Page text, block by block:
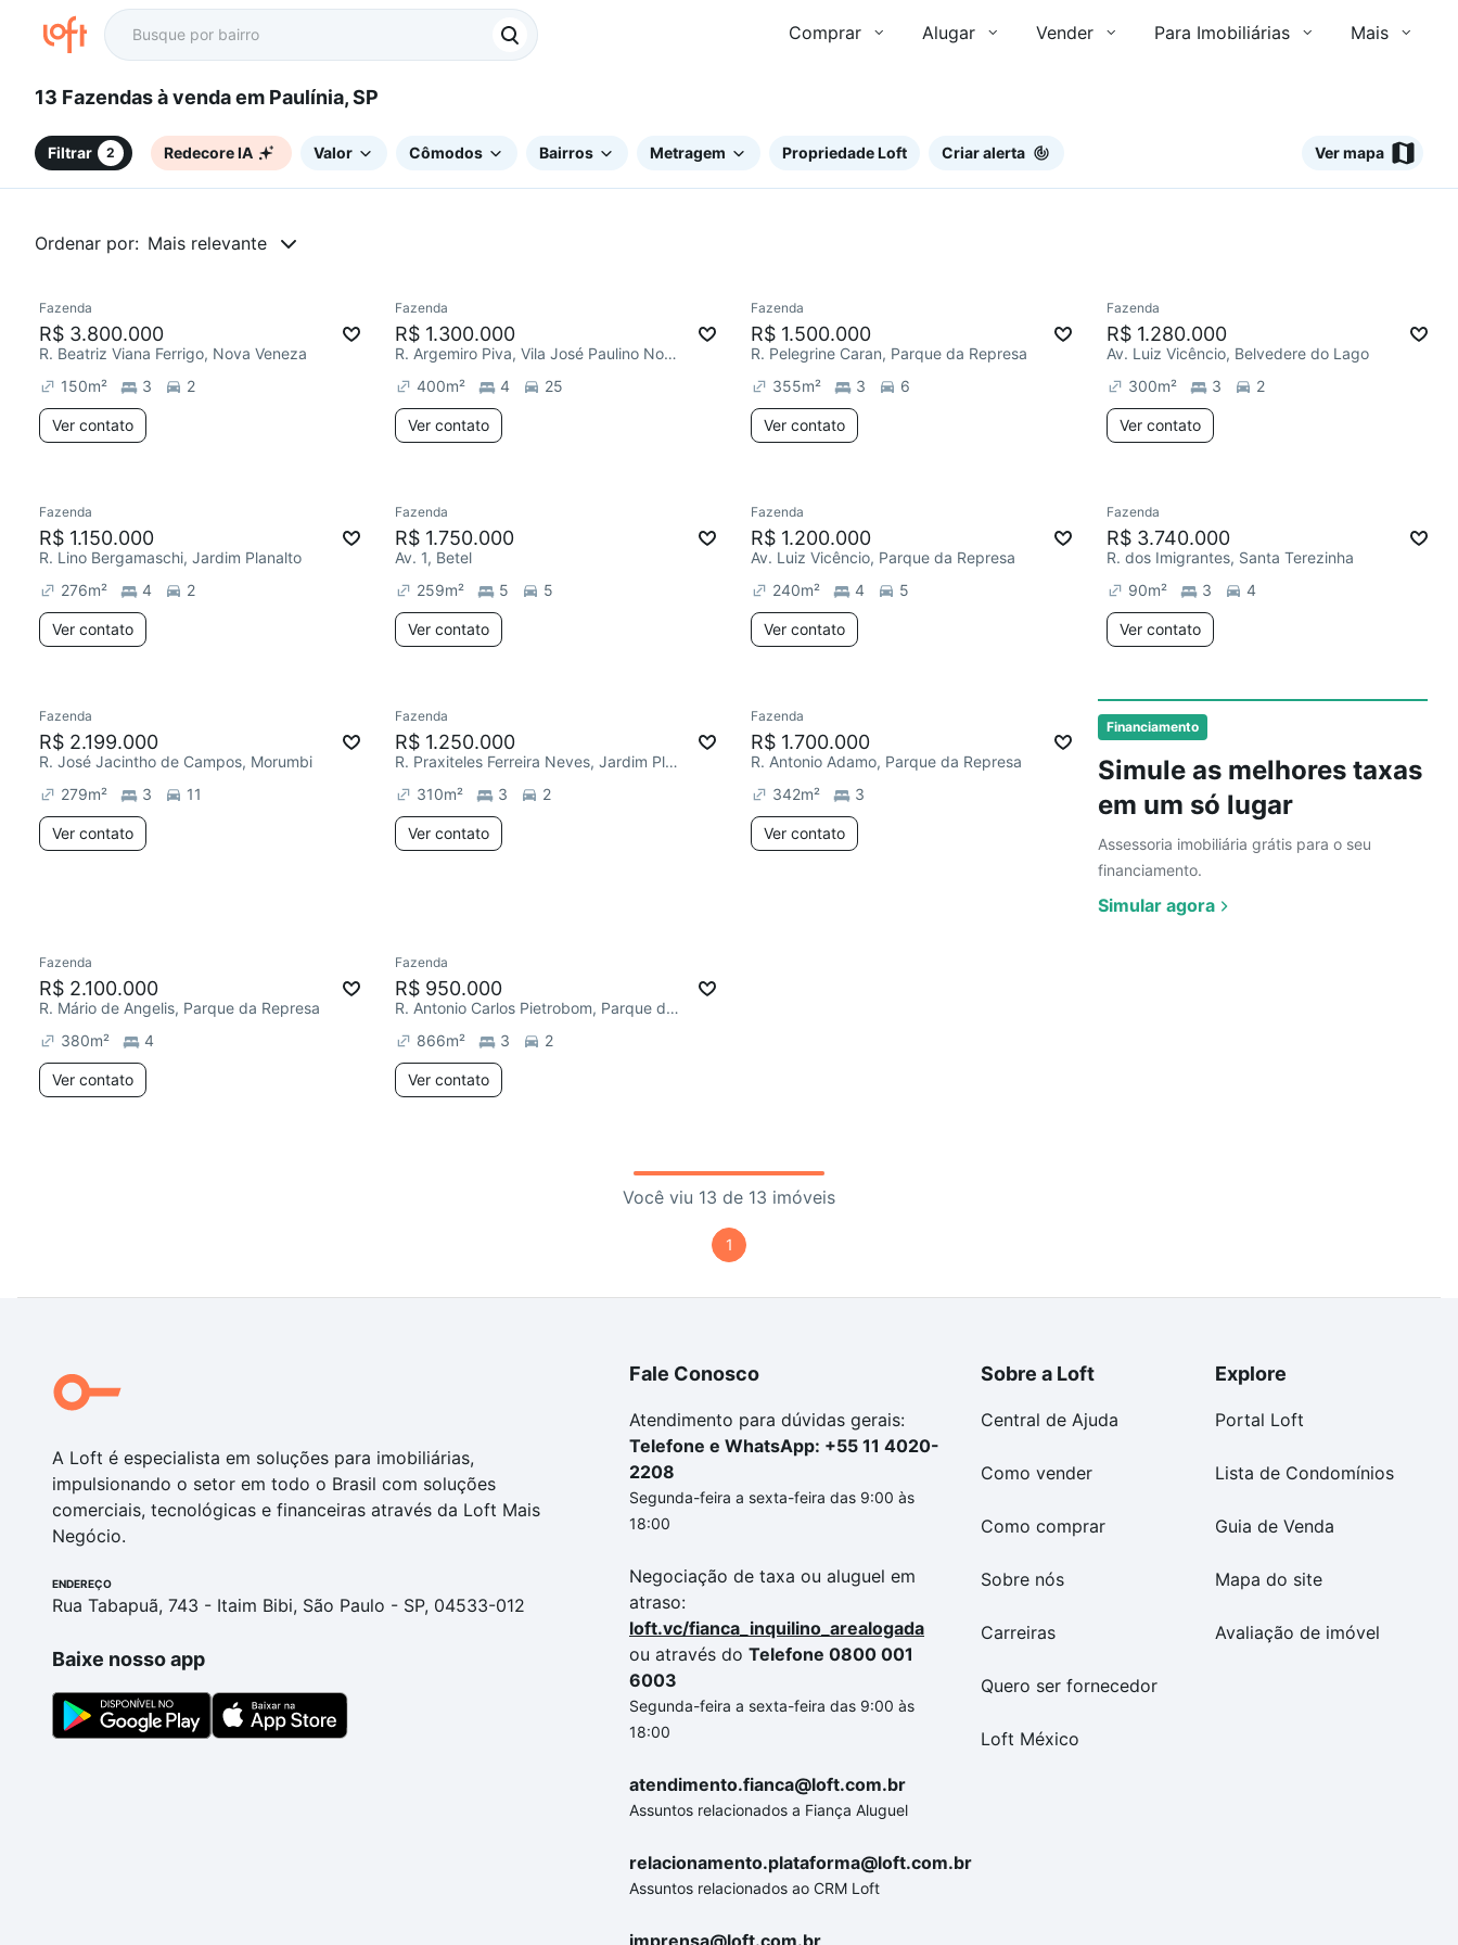
Comprar Alugar Vender Para Imobiliárias Mais
13 Fazendas à venda em Paulínia, SP
Filtrar 2 Redecore IA Valor Cômodos Bairros Metragem Propriedade Loft Criar alerta Ver mapa
Ordenar por: Mais relevante
Financiamento
Simule as melhores taxas
em um só lugar
Assessoria imobiliária grátis para o seu
financiamento.
Simular agora
Fazenda
R$ 3.800.000
R. Beatriz Viana Ferrigo, Nova Veneza
150m² 3 2
Ver contato
Fazenda
R$ 1.300.000
R. Argemiro Piva, Vila José Paulino Nogueira
400m² 4 25
Ver contato
Fazenda
R$ 1.500.000
R. Pelegrine Caran, Parque da Represa
355m² 3 6
Ver contato
Fazenda
R$ 1.280.000
Av. Luiz Vicêncio, Belvedere do Lago
300m² 3 2
Ver contato
Fazenda
R$ 1.150.000
R. Lino Bergamaschi, Jardim Planalto
276m² 4 2
Ver contato
Chegou este mês
Fazenda
R$ 1.750.000
Av. 1, Betel
259m² 5 5
Ver contato
Redecorar
Fazenda
R$ 1.200.000
Av. Luiz Vicêncio, Parque da Represa
240m² 4 5
Ver contato
Fazenda
R$ 3.740.000
R. dos Imigrantes, Santa Terezinha
90m² 3 4
Ver contato
Chegou este mês
Ver
Fazenda
R$ 2.199.000
R. José Jacintho de Campos, Morumbi
279m² 3 11
Ver contato
Redecorar
Fazenda
R$ 1.250.000
R. Praxiteles Ferreira Neves, Jardim Planalto
310m² 3 2
Ver contato
Fazenda
R$ 1.700.000
R. Antonio Adamo, Parque da Represa
342m² 3
Ver contato
Fazenda
R$ 2.100.000
R. Mário de Angelis, Parque da Represa
380m² 4
Ver contato
Fazenda
R$ 950.000
R. Antonio Carlos Pietrobom, Parque da Represa
866m² 3 2
Ver contato
Você viu 13 de 13 imóveis
1
A Loft é especialista em soluções para imobiliárias,
impulsionando o setor em todo o Brasil com soluções
comerciais, tecnológicas e financeiras através da Loft Mais
Negócio.
ENDEREÇO
Rua Tabapuã, 743 - Itaim Bibi, São Paulo - SP, 04533-012
Baixe nosso app
Fale Conosco
Atendimento para dúvidas gerais:
Telefone e WhatsApp: +55 11 4020-
2208
Segunda-feira a sexta-feira das 9:00 às
18:00
Negociação de taxa ou aluguel em
atraso:
loft.vc/fianca_inquilino_arealogada
ou através do Telefone 0800 001
6003
Segunda-feira a sexta-feira das 9:00 às
18:00
atendimento.fianca@loft.com.br
Assuntos relacionados a Fiança Aluguel
relacionamento.plataforma@loft.com.br
Assuntos relacionados ao CRM Loft
imprensa@loft.com.br
Sobre a Loft
Central de Ajuda
Como vender
Como comprar
Sobre nós
Carreiras
Quero ser fornecedor
Loft México
Explore
Portal Loft
Lista de Condomínios
Guia de Venda
Mapa do site
Avaliação de imóvel